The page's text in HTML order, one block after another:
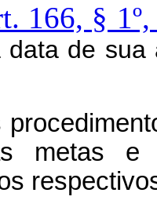
166, §
de
metas e